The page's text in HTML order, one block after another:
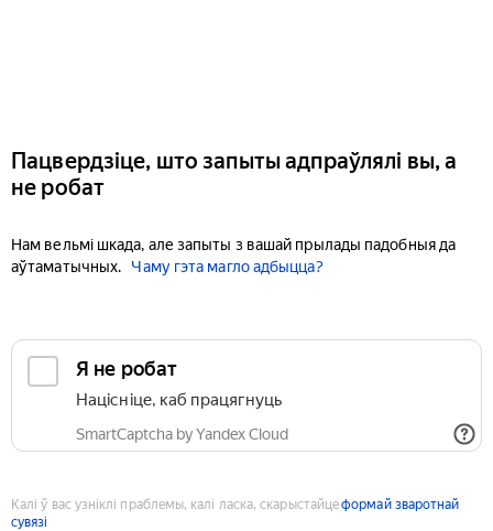
Пацвердзіце, што запыты адпраўлялі вы, а
не робат
Нам вельмі шкада, але запыты з вашай прылады падобныя да
аўтаматычных.
Чаму гэта магло адбыцца?
Я не робат
Націсніце, каб працягнуць
SmartCaptcha by Yandex Cloud
Калі ў вас узніклі праблемы, калі ласка, скарыстайцеформай зваротнай
сувязі